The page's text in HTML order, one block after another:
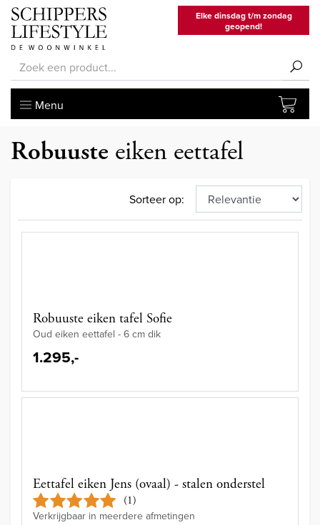
Elke dinsdag t/m zondag
geopend!
Menu
Robuuste eiken eettafel
Sorteer op:
Robuuste eiken tafel Sofie
Oud eiken eettafel - 6 cm dik
1.295,-
Eettafel eiken Jens (ovaal) - stalen onderstel
(1)
Verkrijgbaar in meerdere afmetingen